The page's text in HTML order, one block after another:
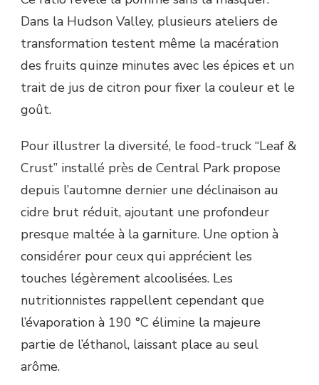
Dans la Hudson Valley, plusieurs ateliers de
transformation testent même la macération
des fruits quinze minutes avec les épices et un
trait de jus de citron pour fixer la couleur et le
goût.
Pour illustrer la diversité, le food-truck “Leaf &
Crust” installé près de Central Park propose
depuis l’automne dernier une déclinaison au
cidre brut réduit, ajoutant une profondeur
presque maltée à la garniture. Une option à
considérer pour ceux qui apprécient les
touches légèrement alcoolisées. Les
nutritionnistes rappellent cependant que
l’évaporation à 190 °C élimine la majeure
partie de l’éthanol, laissant place au seul
arôme.